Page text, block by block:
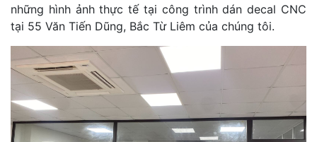
những hình ảnh thực tế tại công trình dán decal CNC
tại 55 Văn Tiến Dũng, Bắc Từ Liêm của chúng tôi.